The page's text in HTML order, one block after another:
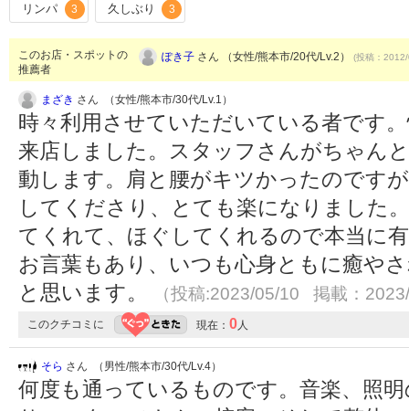
リンパ 3 久しぶり 3
このお店・スポットの
推薦者
ぽき子 さん （女性/熊本市/20代/Lv.2） (投稿：
まざき さん （女性/熊本市/30代/Lv.1）
時々利用させていただいている者です
来店しました。スタッフさんがちゃん
動します。肩と腰がキツかったのです
してくださり、とても楽になりました
てくれて、ほぐしてくれるので本当に
お言葉もあり、いつも心身ともに癒や
と思います。
（投稿:2023/05/10 掲載：
このクチコミに 現在： 0人
そら さん （男性/熊本市/30代/Lv.4）
何度も通っているものです。音楽、照